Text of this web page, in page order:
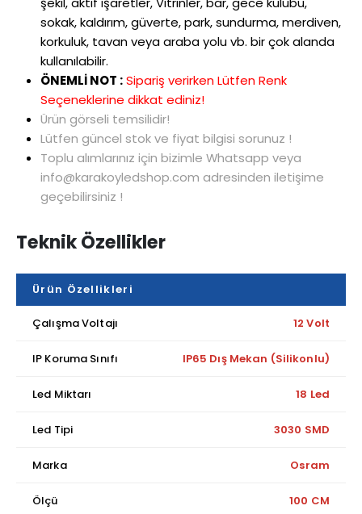
sokak, kaldırım, güverte, park, sundurma, merdiven,
korkuluk, tavan veya araba yolu vb. bir çok alanda
kullanılabilir.
ÖNEMLİ NOT : Sipariş verirken Lütfen Renk
Seçeneklerine dikkat ediniz!
Ürün görseli temsilidir!
Lütfen güncel stok ve fiyat bilgisi sorunuz !
Toplu alımlarınız için bizimle Whatsapp veya
info@karakoyledshop.com adresinden iletişime
geçebilirsiniz !
Teknik Özellikler
Ürün Özellikleri
Çalışma Voltajı 12 Volt
IP Koruma Sınıfı IP65 Dış Mekan (Silikonlu)
Led Miktarı 18 Led
Led Tipi 3030 SMD
Marka Osram
Ölçü 100 CM